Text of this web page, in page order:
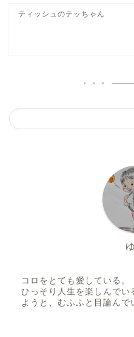
ティッシュのテッちゃん
コロをとても愛している
ひっそり人生を楽しんで
ようと、むふふと目論んで